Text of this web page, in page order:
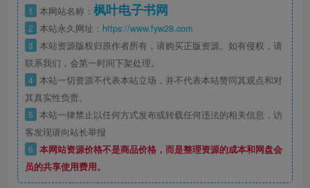
1 本网站名称： 枫叶电子书网
2 本站永久网址： https://www.fyw28.com
3 本站资源版权归原作者所有，请购买正版资源。如有侵权，请
联系我们，会第一时间下架处理。
4 本站一切资源不代表本站立场，并不代表本站赞同其观点和对
其真实性负责。
5 本站一律禁止以任何方式发布或转载任何违法的相关信息，访
客发现请向站长举报
6 本网站资源价格不是商品价格，而是整理资源的成本和网盘会
员的共享使用费用。